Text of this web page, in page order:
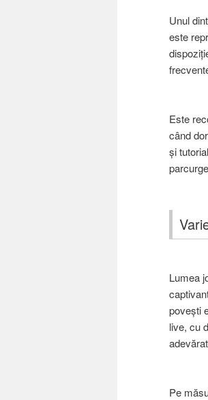
Unul
este
Este
când
și
Lumea
povești
live, cu
Pe